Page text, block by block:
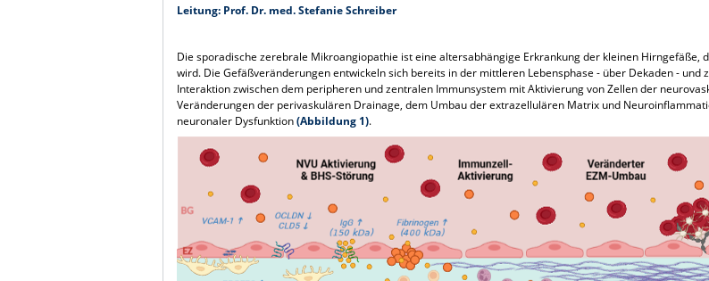
Leitung: Prof. Dr. med. Stefanie Schreiber
Die sporadische zerebrale Mikroangiopathie ist eine altersabhängige Erkrankung der kleinen Hirngefäße,
wird. Die Gefäßveränderungen entwickeln sich bereits in der mittleren Lebensphase - über Dekaden -
Interaktion zwischen dem peripheren und zentralen Immunsystem mit Aktivierung von Zellen der
Veränderungen der perivaskulären Drainage, dem Umbau der extrazellulären Matrix und
neuronaler Dysfunktion(Abbildung 1).